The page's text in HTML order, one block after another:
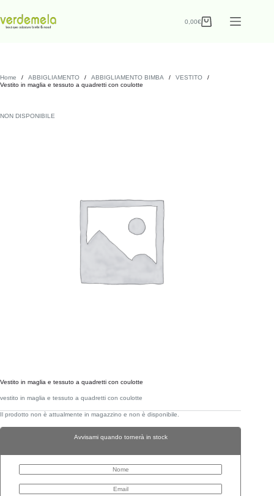
0,00€
Home / ABBIGLIAMENTO / ABBIGLIAMENTO BIMBA / VESTITO
/
Vestito in maglia e tessuto a quadretti con coulotte
NON DISPONIBILE
Vestito in maglia e tessuto a quadretti con coulotte
vestito in maglia e tessuto a quadretti con coulotte
Il prodotto non è attualmente in magazzino e non è disponibile.
Avvisami quando tornerà in stock